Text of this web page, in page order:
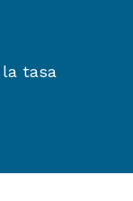
la tasa